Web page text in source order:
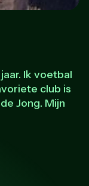
Ik voetbal
club is
Jong. Mijn